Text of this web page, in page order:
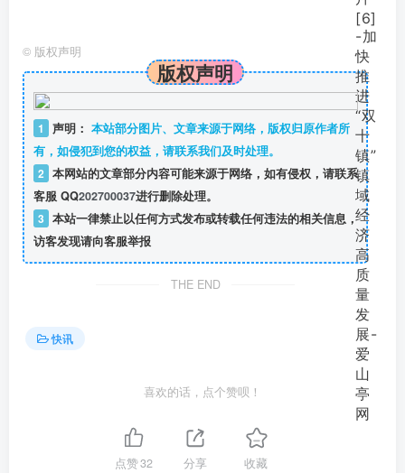
© 版权声明
版权声明
1 声明： 本站部分图片、文章来源于网络，版权归原作者所
有，如侵犯到您的权益，请联系我们及时处理。
2 本网站的文章部分内容可能来源于网络，如有侵权，请联系
客服 QQ202700037进行删除处理。
3 本站一律禁止以任何方式发布或转载任何违法的相关信息，
访客发现请向客服举报
THE END
快讯
喜欢的话，点个赞呗！
点赞32 分享 收藏